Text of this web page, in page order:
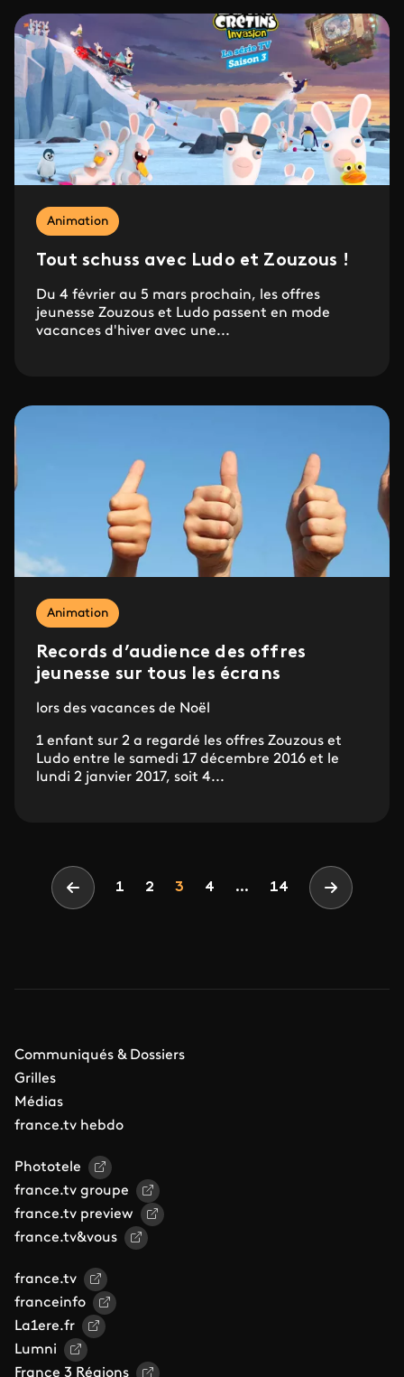
Animation
Tout schuss avec Ludo et Zouzous !
Du 4 février au 5 mars prochain, les offres
jeunesse Zouzous et Ludo passent en mode
vacances d'hiver avec une...
Animation
Records d’audience des offres
jeunesse sur tous les écrans
lors des vacances de Noël
1 enfant sur 2 a regardé les offres Zouzous et
Ludo entre le samedi 17 décembre 2016 et le
lundi 2 janvier 2017, soit 4...
Pagination
Page précédente
1 Page
2 Page
3 Page
4 ... 14 Page
Communiqués & Dossiers
Grilles
Médias
france.tv hebdo
Phototele
france.tv groupe
france.tv preview
france.tv&vous
france.tv
franceinfo
La1ere.fr
Lumni
France 3 Régions